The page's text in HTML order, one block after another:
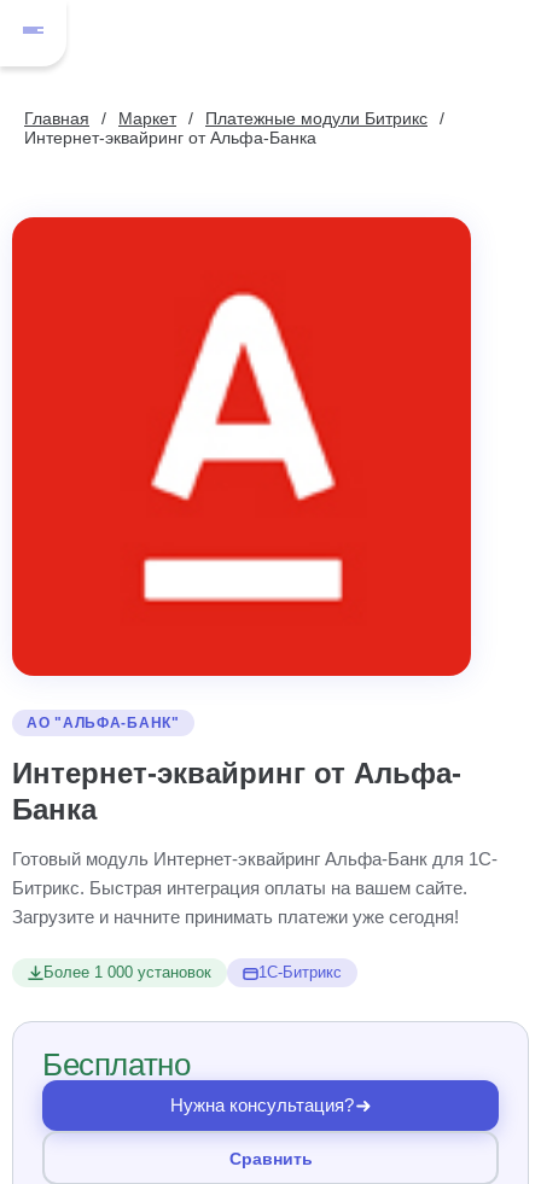
Главная Маркет
Платежные модули Битрикс
Интернет-эквайринг от Альфа-Банка
АО "АЛЬФА-БАНК"
Интернет-эквайринг от Альфа-
Банка
Готовый модуль Интернет-эквайринг Альфа-Банк для 1С-
Битрикс. Быстрая интеграция оплаты на вашем сайте.
Загрузите и начните принимать платежи уже сегодня!
Более 1 000 установок 1С-Битрикс
Бесплатно
Нужна консультация?
Сравнить